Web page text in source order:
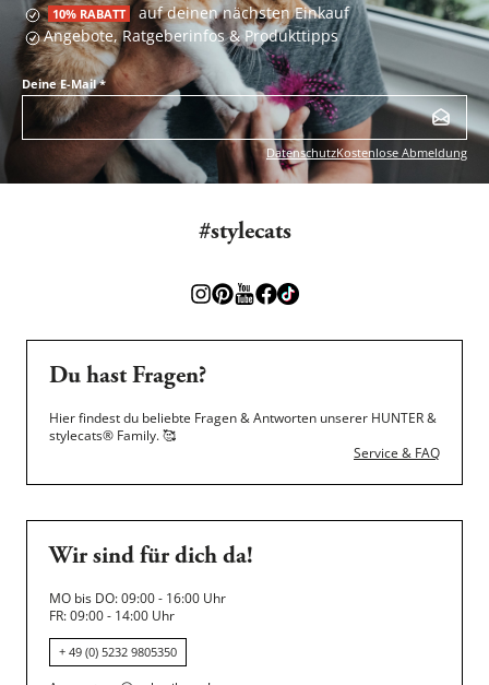
10% RABATT auf deinen nächsten Einkauf
Angebote, Ratgeberinfos & Produkttipps
Deine E-Mail*
DatenschutzKostenlose Abmeldung
#stylecats
Du hast Fragen?
Hier findest du beliebte Fragen & Antworten unserer HUNTER &
stylecats® Family.🥰
Service & FAQ
Wir sind für dich da!
MO bis DO: 09:00 - 16:00 Uhr
FR: 09:00 - 14:00 Uhr
+ 49 (0) 5232 9805350